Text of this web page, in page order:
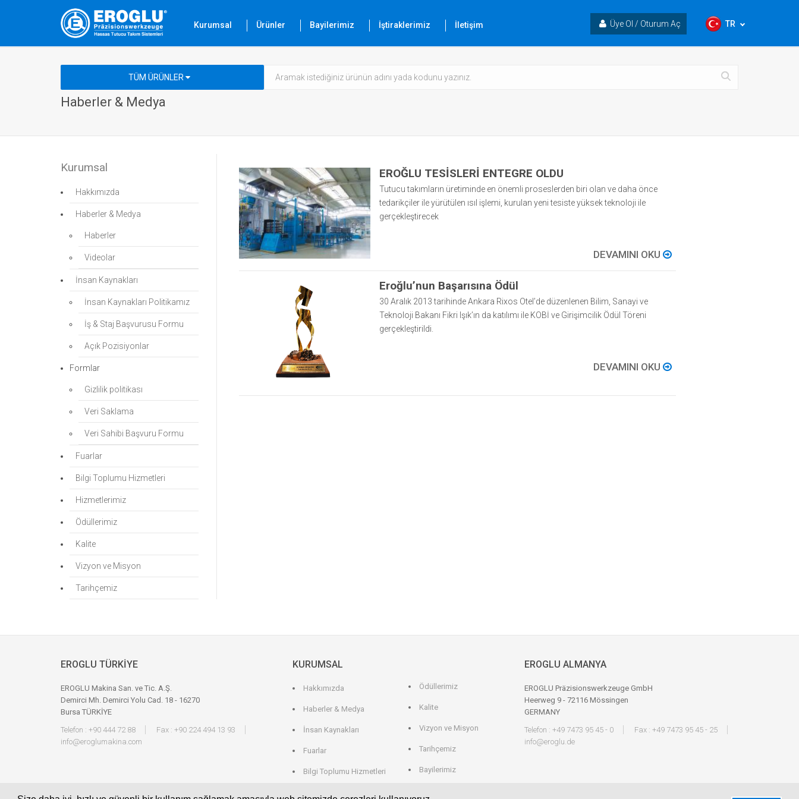
Kurumsal Ürünler Bayilerimiz İştiraklerimiz İletişim TR
Üye Ol / Oturum Aç
TÜM ÜRÜNLER
Haberler & Medya
Kurumsal
Hakkımızda
Haberler & Medya
Haberler
Videolar
İnsan Kaynakları
İnsan Kaynakları Politikamız
İş & Staj Başvurusu Formu
Açık Pozisiyonlar
Formlar
Gizlilik politikası
Veri Saklama
Veri Sahibi Başvuru Formu
Fuarlar
Bilgi Toplumu Hizmetleri
Hizmetlerimiz
Ödüllerimiz
Kalite
Vizyon ve Misyon
Tarihçemiz
EROĞLU TESİSLERİ ENTEGRE OLDU
Tutucu takımların üretiminde en önemli proseslerden biri olan ve daha önce
tedarikçiler ile yürütülen ısıl işlemi, kurulan yeni tesiste yüksek teknoloji ile
gerçekleştirecek
DEVAMINI OKU
Eroğlu’nun Başarısına Ödül
30 Aralık 2013 tarihinde Ankara Rixos Otel’de düzenlenen Bilim, Sanayi ve
Teknoloji Bakanı Fikri Işık’ın da katılımı ile KOBİ ve Girişimcilik Ödül Töreni
gerçekleştirildi.
DEVAMINI OKU
EROGLU TÜRKİYE
EROGLU Makina San. ve Tic. A.Ş.
Demirci Mh. Demirci Yolu Cad. 18 - 16270
Bursa TÜRKİYE
Telefon : +90 444 72 88
Fax : +90 224 494 13 93
info@eroglumakina.com
KURUMSAL
Hakkımızda
Haberler & Medya
İnsan Kaynakları
Fuarlar
Bilgi Toplumu Hizmetleri
Ödüllerimiz
Kalite
Vizyon ve Misyon
Tarihçemiz
Bayilerimiz
EROGLU ALMANYA
EROGLU Präzisionswerkzeuge GmbH
Heerweg 9 - 72116 Mössingen
GERMANY
Telefon : +49 7473 95 45 - 0
Fax : +49 7473 95 45 - 25
info@eroglu.de